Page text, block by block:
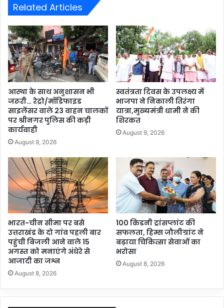
Related Articles
आस्था के साथ अनुशासन भी
जरूरी… रेट्रो/मॉडिफाइड
साइलेंसर वाले 23 वाहन चालकों
पर श्रीनगर पुलिस की कड़ी
कार्यवाही
August 9, 2026
स्वतंत्रता दिवस के उपलक्ष्य में
भाजपा ने निकाली तिरंगा
यात्रा,मुख्यमंत्री धामी ने की
शिरकत
August 9, 2026
भारत-चीन सीमा पर बसे
उत्तराखंड के दो गांव पहली बार
पहुंची बिजली आने वाले 15
अगस्त को मनाएंगे अंधेरे से
आजादी का जश्न
August 8, 2026
100 किडनी ट्रांसप्लांट की
सफलता, हिम्स जौलीग्रांट ने
बढ़ाया चिकित्सा सेवाओं का
भरोसा
August 8, 2026